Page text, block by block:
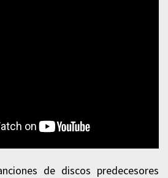
de discos predecesores